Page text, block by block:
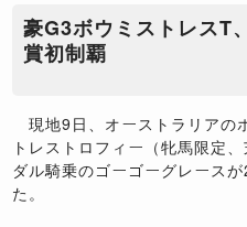
豪G3ボウミストレスT
賞初制覇
現地9日、オーストラリアの
トレストロフィー（牝馬限定
ダル騎乗のゴーゴーグレース
た。